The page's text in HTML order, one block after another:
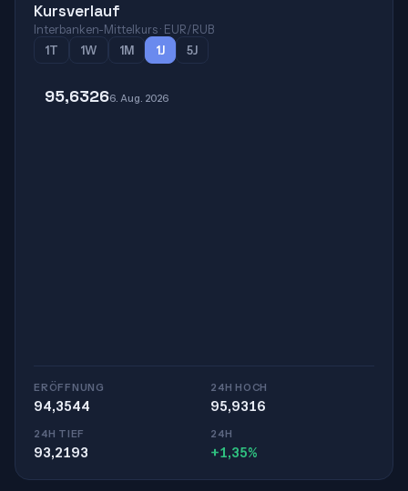
Kursverlauf
Interbanken-Mittelkurs · EUR/RUB
1T
1W 1M 1J 5J
95,63266. Aug. 2026
ERÖFFNUNG
94,3544
24H HOCH
95,9316
24H TIEF
93,2193
24H
+1,35%